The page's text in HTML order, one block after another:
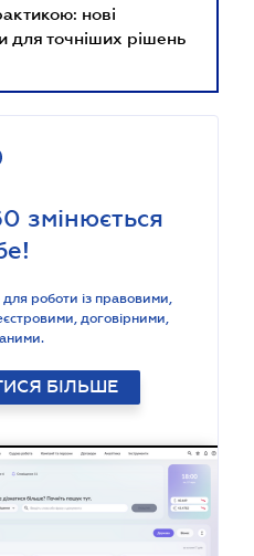
нові
для точніших рішень
змінюється
для роботи із правовими,
договірними,
БІЛЬШЕ